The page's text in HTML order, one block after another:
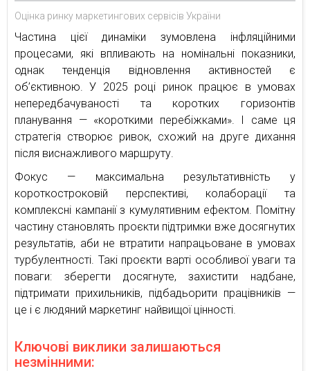
Оцінка ринку маркетингових сервісів України
Частина цієї динаміки зумовлена інфляційними
процесами, які впливають на номінальні показники,
однак тенденція відновлення активностей є
об’єктивною. У 2025 році ринок працює в умовах
непередбачуваності та коротких горизонтів
планування — «короткими перебіжками». І саме ця
стратегія створює ривок, схожий на друге дихання
після виснажливого маршруту.
Фокус — максимальна результативність у
короткостроковій перспективі, колаборації та
комплексні кампанії з кумулятивним ефектом. Помітну
частину становлять проєкти підтримки вже досягнутих
результатів, аби не втратити напрацьоване в умовах
турбулентності. Такі проєкти варті особливої уваги та
поваги: зберегти досягнуте, захистити надбане,
підтримати прихильників, підбадьорити працівників —
це і є людяний маркетинг найвищої цінності.
Ключові виклики залишаються
незмінними: